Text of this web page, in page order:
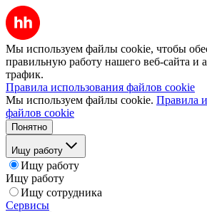
Мы используем файлы cookie, чтобы
правильную работу нашего веб-сайта и
трафик.
Правила использования файлов cookie
Мы используем файлы cookie. Правила
файлов cookie
Понятно
Ищу работу
Ищу работу
Ищу работу
Ищу сотрудника
Сервисы